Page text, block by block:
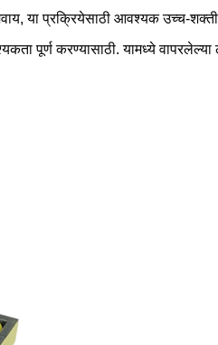
या प्रक्रियेसाठी आवश्यक उच्च-
पूर्ण करण्यासाठी. यामध्ये